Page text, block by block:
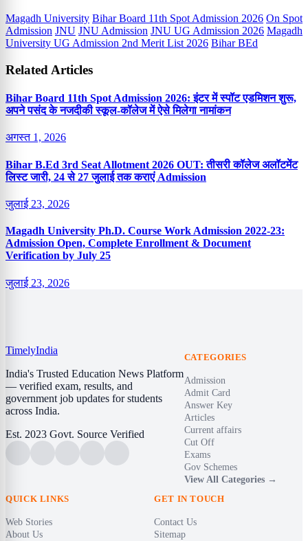
Magadh University Bihar Board 11th Spot Admission 2026 On Spot
Admission JNU JNU Admission JNU UG Admission 2026 Magadh
University UG Admission 2nd Merit List 2026 Bihar BEd
Related Articles
Bihar Board 11th Spot Admission 2026: इंटर में स्पॉट एडमिशन शुरू,
अपने पसंद के नजदीकी स्कूल-कॉलेज में ऐसे मिलेगा नामांकन
अगस्त 1, 2026
Bihar B.Ed 3rd Seat Allotment 2026 OUT: तीसरी कॉलेज अलॉटमेंट
लिस्ट जारी, 24 से 27 जुलाई तक कराएं Admission
जुलाई 23, 2026
Magadh University Ph.D. Course Work Admission 2022-23:
Admission Open, Complete Enrollment & Document
Verification by July 25
जुलाई 23, 2026
TimelyIndia
India's Trusted Education News Platform
— verified exam, results, and
government job updates for students
across India.
Est. 2023 Govt. Source Verified
CATEGORIES
Admission
Admit Card
Answer Key
Articles
Current affairs
Cut Off
Exams
Gov Schemes
View All Categories →
QUICK LINKS
Web Stories
About Us
GET IN TOUCH
Contact Us
Sitemap